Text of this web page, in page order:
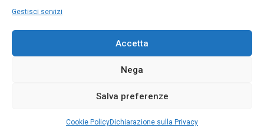
Gestisci servizi
Accetta
Nega
Salva preferenze
Cookie PolicyDichiarazione sulla Privacy
Per la Pubblicità:
Sardegna Ieri-Oggi-Domani- Tutti i diritti sono riservati -